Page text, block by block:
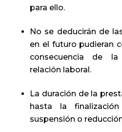
para ello.
No se deducirán de
en el futuro pudieran
consecuencia de
relación laboral.
La duración de la
hasta la
suspensión o